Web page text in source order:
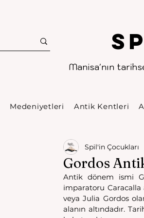
Manisa'nın
Medeniyetleri Antik Kentleri
Gordos
Spil'in Çocukları
Antik dönem ismi
imparatoru
veya Julia Gordos
alanın altındadır.